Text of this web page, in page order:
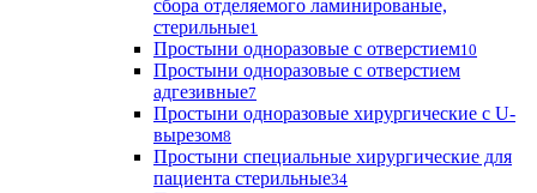
сбора отделяемого ламинированые,
стерильные1
Простыни одноразовые с отверстием10
Простыни одноразовые с отверстием
адгезивные7
Простыни одноразовые хирургические с U-
вырезом8
Простыни специальные хирургические для
пациента стерильные34